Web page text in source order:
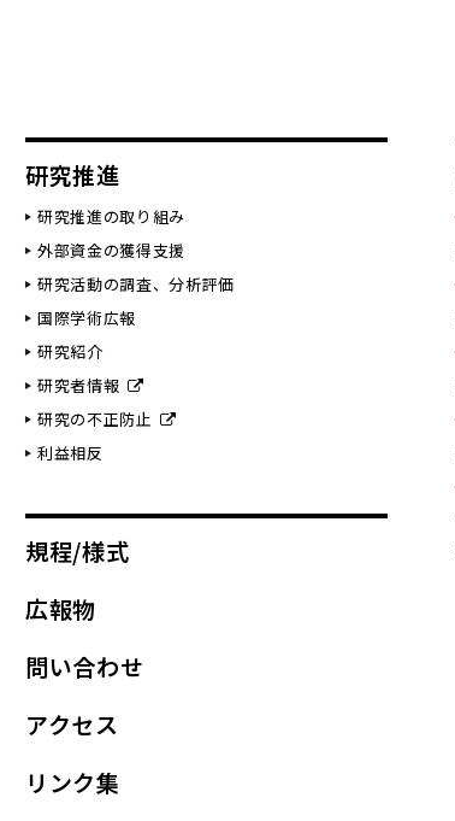
研究推進
研究推進の取り組み
外部資金の獲得支援
研究活動の調査、分析評価
国際学術広報
研究紹介
研究者情報
研究の不正防止
利益相反
規程/様式
広報物
問い合わせ
アクセス
リンク集